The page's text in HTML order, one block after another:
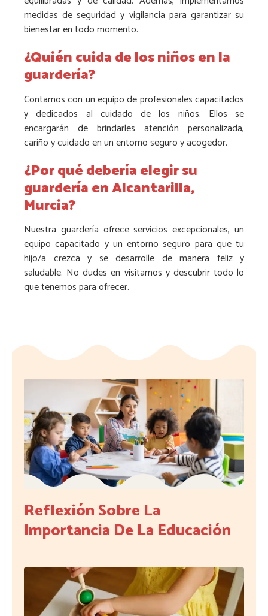
medidas de seguridad y vigilancia para garantizar su
bienestar en todo momento.
¿Quién cuida de los niños en la
guardería?
Contamos con un equipo de profesionales capacitados
y dedicados al cuidado de los niños. Ellos se
encargarán de brindarles atención personalizada,
cariño y cuidado en un entorno seguro y acogedor.
¿Por qué debería elegir su
guardería en Alcantarilla,
Murcia?
Nuestra guardería ofrece servicios excepcionales, un
equipo capacitado y un entorno seguro para que tu
hijo/a crezca y se desarrolle de manera feliz y
saludable. No dudes en visitarnos y descubrir todo lo
que tenemos para ofrecer.
Reflexión Sobre La
Importancia De La Educación